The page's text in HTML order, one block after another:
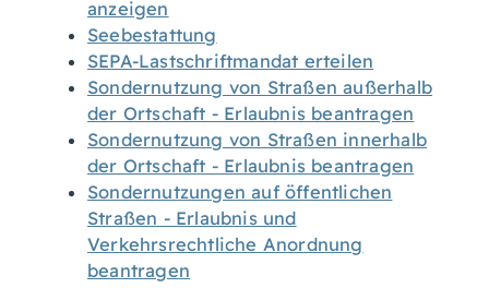
anzeigen
Seebestattung
SEPA-Lastschriftmandat erteilen
Sondernutzung von Straßen außerhalb
der Ortschaft - Erlaubnis beantragen
Sondernutzung von Straßen innerhalb
der Ortschaft - Erlaubnis beantragen
Sondernutzungen auf öffentlichen
Straßen - Erlaubnis und
Verkehrsrechtliche Anordnung
beantragen